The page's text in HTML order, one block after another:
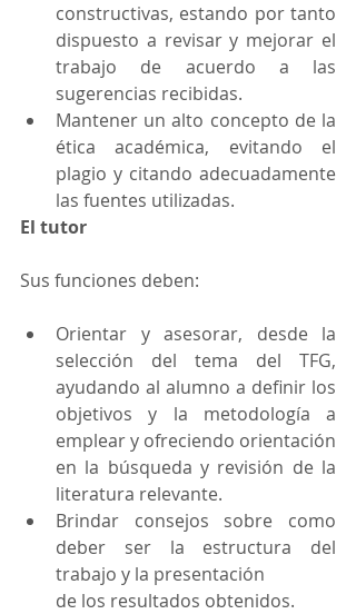
constructivas, estando por tanto
dispuesto a revisar y mejorar el
trabajo de acuerdo a las
sugerencias recibidas.
Mantener un alto concepto de la
ética académica, evitando el
plagio y citando adecuadamente
las fuentes utilizadas.
El tutor
Sus funciones deben:
Orientar y asesorar, desde la
selección del tema del TFG,
ayudando al alumno a definir los
objetivos y la metodología a
emplear y ofreciendo orientación
en la búsqueda y revisión de la
literatura relevante.
Brindar consejos sobre como
deber ser la estructura del
trabajo y la presentación
de los resultados obtenidos.